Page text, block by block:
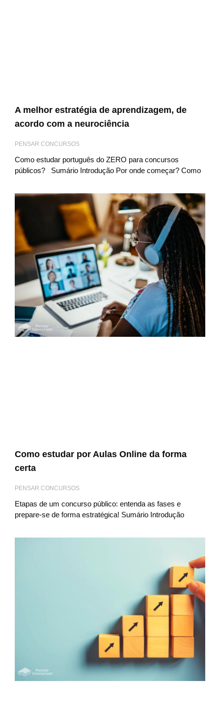
A melhor estratégia de aprendizagem, de
acordo com a neurociência
PENSAR CONCURSOS
Como estudar português do ZERO para concursos
públicos? Sumário Introdução Por onde começar? Como
Como estudar por Aulas Online da forma
certa
PENSAR CONCURSOS
Etapas de um concurso público: entenda as fases e
prepare-se de forma estratégica! Sumário Introdução